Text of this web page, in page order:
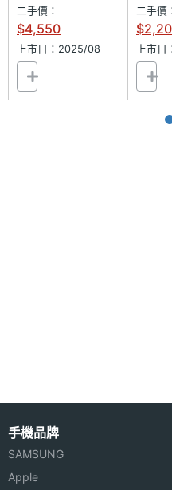
主相機
光圈F
主相機
LED補
通訊與網路
5G NR
頻率
1800(n3),
2500(n41),
二手價：
$4,550
上市日：2025/08
二手價
上市
手機品牌
SAMSUNG
Apple